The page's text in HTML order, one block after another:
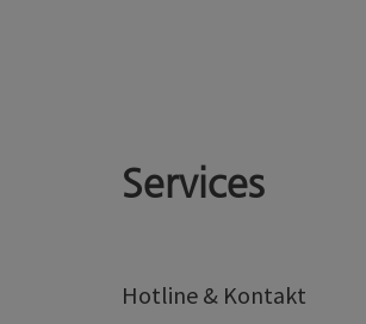
Services
Hotline & Kontakt